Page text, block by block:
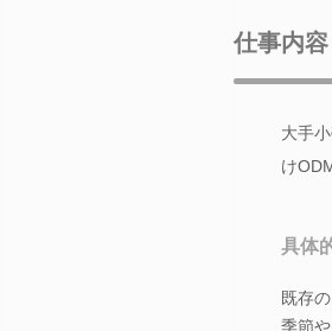
仕事内容
大手
け
具体
既存
季節